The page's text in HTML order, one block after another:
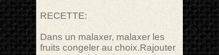
RECETTE:
Dans un malaxer, malaxer les
fruits congeler au choix.Rajouter